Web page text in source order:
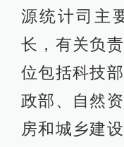
源统计司主
长，有关负
位包括科技
政部、自然
房和城乡建